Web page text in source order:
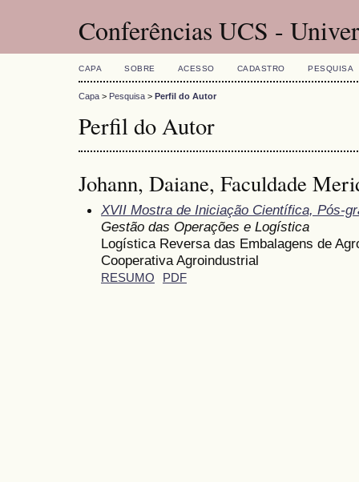
Conferências UCS -
CAPA SOBRE ACESSO CADASTRO PESQUISA
Capa > Pesquisa > Perfil do Autor
Perfil do Autor
Johann, Daiane, Faculdade
XVII Mostra de Iniciação Científica, Pós-
Gestão das Operações e Logística
Logística Reversa das Embalagens de
Cooperativa Agroindustrial
RESUMO PDF